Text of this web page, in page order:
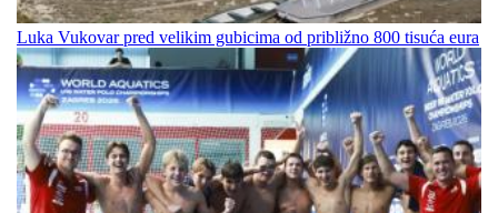
Luka Vukovar pred velikim gubicima od približno 800 tisuća eura